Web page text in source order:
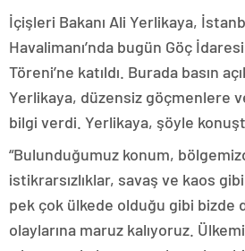
İçişleri Bakanı Ali Yerlikaya,
Havalimanı’nda bugün Göç
Töreni’ne katıldı. Burada basın
Yerlikaya, düzensiz göçmenlere
bilgi verdi. Yerlikaya, şöyle
“Bulunduğumuz konum,
istikrarsızlıklar, savaş ve kaos
pek çok ülkede olduğu gibi bizde
olaylarına maruz kalıyoruz.